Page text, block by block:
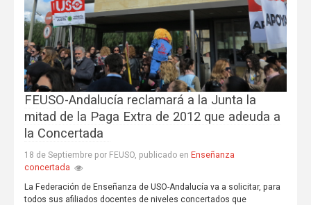
FEUSO-Andalucía reclamará a la Junta la
mitad de la Paga Extra de 2012 que adeuda a
la Concertada
18 de Septiembre por FEUSO, publicado en Enseñanza
concertada
La Federación de Enseñanza de USO-Andalucía va a solicitar, para
todos sus afiliados docentes de niveles concertados que